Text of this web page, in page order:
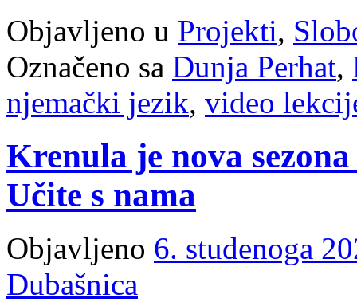
Objavljeno u Projekti,
Označeno sa Dunja Perhat,
njemački jezik, video
Krenula je nova
Učite s nama
Objavljeno 6. studenoga
Dubašnica